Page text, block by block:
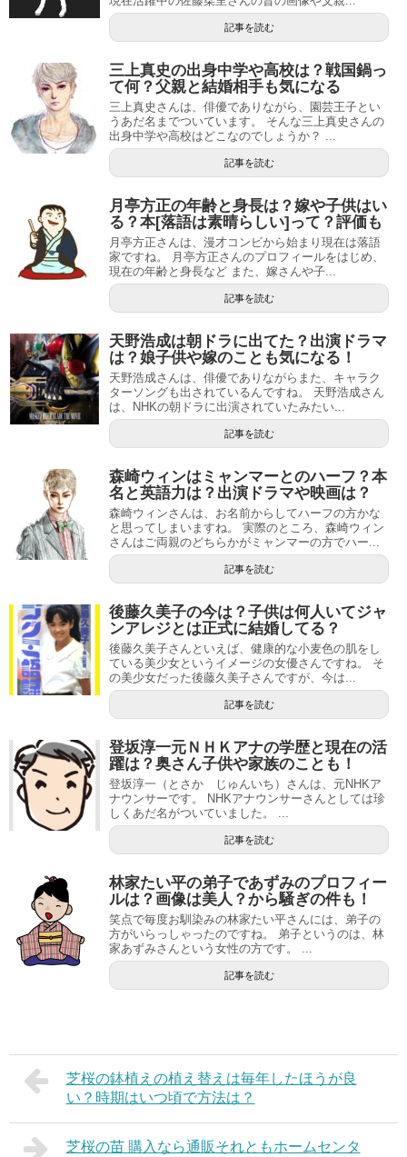
記事を読む
三上真史の出身中学や高校は？戦国鍋っ
て何？父親と結婚相手も気になる
三上真史さんは、俳優でありながら、園芸王子とい
うあだ名までついています。 そんな三上真史さんの
出身中学や高校はどこなのでしょうか？ ...
記事を読む
月亭方正の年齢と身長は？嫁や子供はい
る？本[落語は素晴らしい]って？評価も
月亭方正さんは、漫才コンビから始まり現在は落語
家ですね。 月亭方正さんのプロフィールをはじめ、
現在の年齢と身長など また、嫁さんや子...
記事を読む
天野浩成は朝ドラに出てた？出演ドラマ
は？娘子供や嫁のことも気になる！
天野浩成さんは、俳優でありながらまた、キャラク
ターソングも出されているんですね。 天野浩成さん
は、NHKの朝ドラに出演されていたみたい...
記事を読む
森崎ウィンはミャンマーとのハーフ？本
名と英語力は？出演ドラマや映画は？
森崎ウィンさんは、お名前からしてハーフの方かな
と思ってしまいますね。 実際のところ、森崎ウィン
さんはご両親のどちらかがミャンマーの方でハー...
記事を読む
後藤久美子の今は？子供は何人いてジャ
ンアレジとは正式に結婚してる？
後藤久美子さんといえば、健康的な小麦色の肌をし
ている美少女というイメージの女優さんですね。 そ
の美少女だった後藤久美子さんですが、今は...
記事を読む
登坂淳一元ＮＨＫアナの学歴と現在の活
躍は？奥さん子供や家族のことも！
登坂淳一（とさか じゅんいち）さんは、元NHKア
ナウンサーです。 NHKアナウンサーさんとしては珍
しくあだ名がついていました。 ...
記事を読む
林家たい平の弟子であずみのプロフィー
ルは？画像は美人？から騒ぎの件も！
笑点で毎度お馴染みの林家たい平さんには、弟子の
方がいらっしゃったのですね。 弟子というのは、林
家あずみさんという女性の方です。 ...
記事を読む
芝桜の鉢植えの植え替えは毎年したほうが良
い？時期はいつ頃で方法は？
芝桜の苗 購入なら通販それともホームセンタ